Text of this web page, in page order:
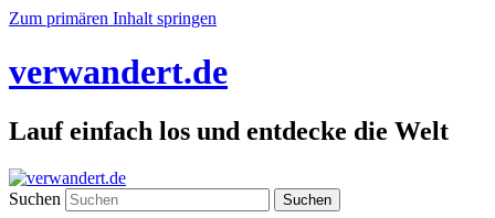
Zum primären Inhalt springen
verwandert.de
Lauf einfach los und entdecke die Welt
Suchen